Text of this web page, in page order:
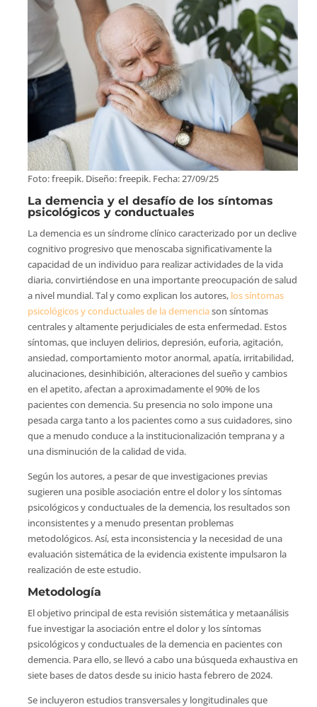
Foto: freepik. Diseño: freepik. Fecha: 27/09/25
La demencia y el desafío de los síntomas
psicológicos y conductuales
La demencia es un síndrome clínico caracterizado por un declive
cognitivo progresivo que menoscaba significativamente la
capacidad de un individuo para realizar actividades de la vida
diaria, convirtiéndose en una importante preocupación de salud
a nivel mundial. Tal y como explican los autores, los síntomas
psicológicos y conductuales de la demenciason síntomas
centrales y altamente perjudiciales de esta enfermedad. Estos
síntomas, que incluyen delirios, depresión, euforia, agitación,
ansiedad, comportamiento motor anormal, apatía, irritabilidad,
alucinaciones, desinhibición, alteraciones del sueño y cambios
en el apetito, afectan a aproximadamente el 90% de los
pacientes con demencia. Su presencia no solo impone una
pesada carga tanto a los pacientes como a sus cuidadores, sino
que a menudo conduce a la institucionalización temprana y a
una disminución de la calidad de vida.
Según los autores, a pesar de que investigaciones previas
sugieren una posible asociación entre el dolor y los síntomas
psicológicos y conductuales de la demencia, los resultados son
inconsistentes y a menudo presentan problemas
metodológicos. Así, esta inconsistencia y la necesidad de una
evaluación sistemática de la evidencia existente impulsaron la
realización de este estudio.
Metodología
El objetivo principal de esta revisión sistemática y metaanálisis
fue investigar la asociación entre el dolor y los síntomas
psicológicos y conductuales de la demencia en pacientes con
demencia. Para ello, se llevó a cabo una búsqueda exhaustiva en
siete bases de datos desde su inicio hasta febrero de 2024.
Se incluyeron estudios transversales y longitudinales que